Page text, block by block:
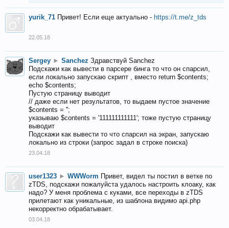
yurik_71 Привет! Если еще актуально - https://t.me/z_tds
22.05.18
Sergey ► Sanchez Здравствуй Sanchez
Подскажи как вывести в парсере бинга то что он спарсил,
если локально запускаю скрипт , вместо return $contents;
echo $contents;
Пустую страницу выводит
// даже если нет результатов, то выдаем пустое значение
$contents = '';
указываю $contents = '111111111111'; тоже пустую страницу
выводит
Подскажи как вывести то что спарсил на экран, запускаю
локально из строки (запрос задал в строке поиска)
23.04.18
user1323 ► WWWorm Привет, видел ты постил в ветке по
zTDS, подскажи пожалуйста удалось настроить клоаку, как
надо? У меня проблема с куками, все переходы в zTDS
прилетают как уникальные, из шаблона видимо api.php
некорректно обрабатывает.
03.04.18